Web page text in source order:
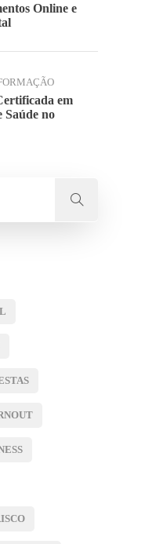
Online e
em
Saúde no